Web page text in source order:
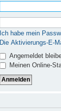
Ich habe mein
Die Aktivierungs-E-
Angemeldet
Meinen Online-